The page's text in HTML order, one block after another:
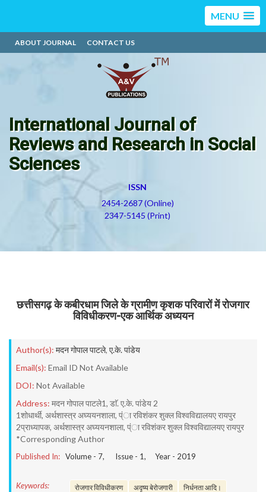
MENU
ABOUT JOURNAL CONTACT US
International Journal of
Reviews and Research in Social
Sciences
ISSN
2454-2687 (Online)
2347-5145 (Print)
छत्तीसगढ़ के कबीरधाम जिले के ग्रामीण कृशक परिवारों में रोजगार
विविधीकरण-एक आर्थिक अध्ययन
Author(s): मदन गोपाल पाटले, ए.के. पांडेय
Email(s): Email ID Not Available
DOI: Not Available
Address: मदन गोपाल पाटले1, डाॅ. ए.के. पांडेय 2
1शोधार्थी, अर्थशास्त्र अघ्ययनशाला, प्ंा रविशंकर शुक्ल विश्वविद्यालयए रायपुर
2प्राध्यापक, अर्थशास्त्र अघ्ययनशाला, प्ंा रविशंकर शुक्ल विश्वविद्यालयए रायपुर
*Corresponding Author
Published In: Volume - 7, Issue - 1, Year - 2019
Keywords: रोजगार विविधीकरण अदृष्य बेरोजगारी निर्धनता आदि।